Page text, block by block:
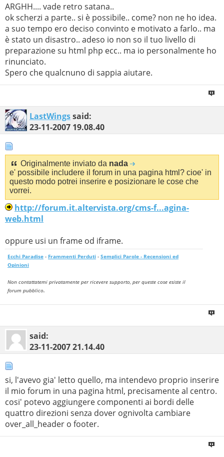
ARGHH.... vade retro satana..
ok scherzi a parte.. si è possibile.. come? non ne ho idea.
a suo tempo ero deciso convinto e motivato a farlo.. ma
è stato un disastro.. adeso io non so il tuo livello di
preparazione su html php ecc.. ma io personalmente ho
rinunciato.
Spero che qualcnuno di sappia aiutare.
LastWingssaid:
23-11-2007 19.08.40
Originalmente inviato da nada
e' possibile includere il forum in una pagina html? cioe' in
questo modo potrei inserire e posizionare le cose che
vorrei.
http://forum.it.altervista.org/cms-f...agina-
web.html
oppure usi un frame od iframe.
Ecchi Paradise - Frammenti Perduti - Semplici Parole - Recensioni ed
Opinioni
Non contattatemi privatamente per ricevere supporto, per queste cose esiste il
forum pubblico.
said:
23-11-200721.14.40
si, l'avevo gia' letto quello, ma intendevo proprio inserire
il mio forum in una pagina html, precisamente al centro.
cosi' potevo aggiungere componenti ai bordi delle
quattro direzioni senza dover ognivolta cambiare
over_all_header o footer.